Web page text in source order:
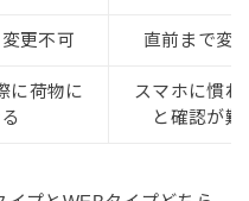
更不可 直前まで変
に荷物に
スマホに慣れ
と確認が難